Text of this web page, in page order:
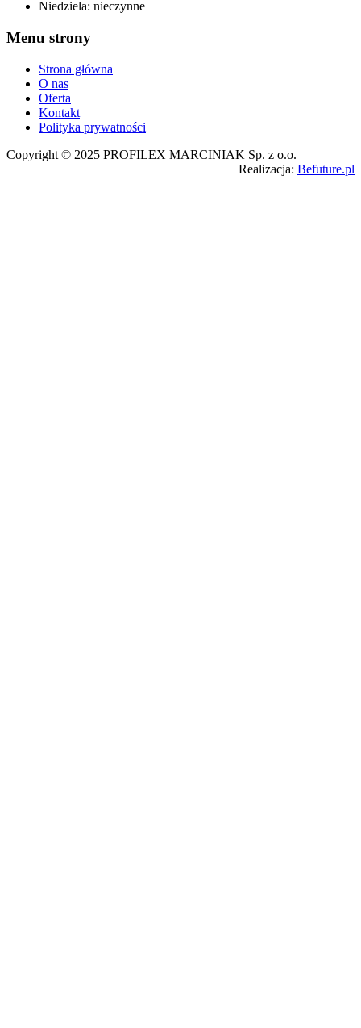
Niedziela: nieczynne
Menu strony
Strona główna
O nas
Oferta
Kontakt
Polityka prywatności
Copyright © 2025 PROFILEX MARCINIAK Sp. z o.o.
Realizacja: Befuture.pl